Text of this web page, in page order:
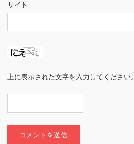
サイト
上に表示された文字を入力してください。